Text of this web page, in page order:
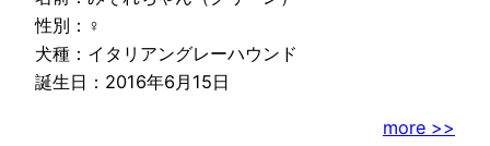
性別：♀
犬種：イタリアングレーハウンド
誕生日：2016年6月15日
more >>